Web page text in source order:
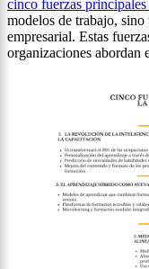
cinco fuerzas principales
modelos de trabajo, sino
empresarial. Estas
organizaciones abordan